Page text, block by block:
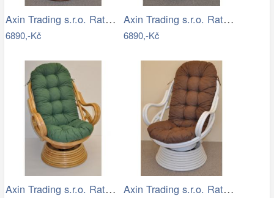
Axin Trading s.r.o. Ratanové houpací…
6890,-Kč
Axin Trading s.r.o. Ratanové houpací…
6890,-Kč
Axin Trading s.r.o. Ratanové houpací… Axin Trading s.r.o. Ratanové houpací…